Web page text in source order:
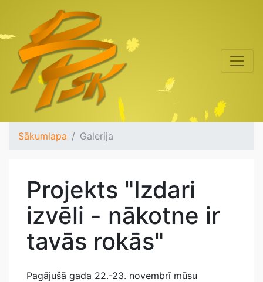
Sākumlapa Galerija
Projekts "Izdari
izvēli - nākotne ir
tavās rokās"
Pagājušā gada 22.-23. novembrī mūsu